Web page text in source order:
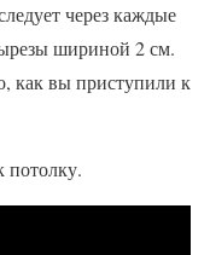
через каждые
шириной 2 см.
как вы приступили к
потолку.